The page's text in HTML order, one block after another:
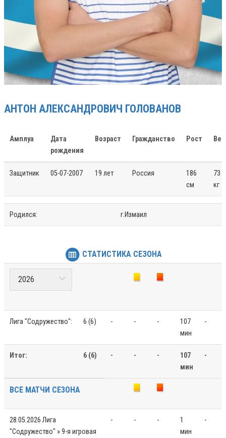
АНТОН АЛЕКСАНДРОВИЧ ГОЛОВАНОВ
Амплуа
Дата
рождения
Возраст Гражданство Рост Вес
Защитник 05-07-2007 19 лет Россия
186
см
73
кг
Родился: г.Измаил
СТАТИСТИКА СЕЗОНА
Лига "Содружество": 6 (6) - - -
107
мин
-
Итог: 6 (6) - - -
107
мин
-
ВСЕ МАТЧИ СЕЗОНА
28.05.2026 Лига
"Содружество" » 9-я игровая
- - -
1
мин
-